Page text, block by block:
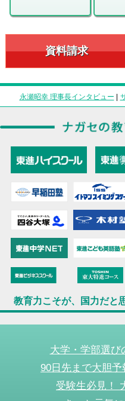
資料請求
永瀬昭幸 理事長インタビュー |
教育力こそが、国力だと
大学・学部選び
90日先まで大胆
受験生必見！